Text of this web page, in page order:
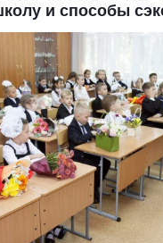
и способы